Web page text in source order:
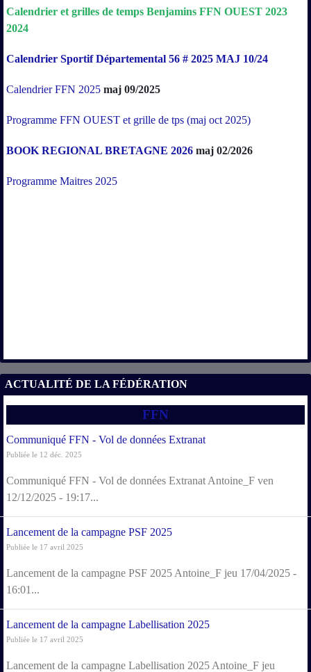
Calendrier et grilles de temps Benjamins FFN OUEST 2023
2024
Calendrier Sportif Départemental 56 # 2025 MAJ 10/24
Calendrier FFN 2025 maj 09/2025
Programme FFN OUEST et grille de tps (maj oct 2025)
BOOK REGIONAL BRETAGNE 2026 maj 02/2026
Programme Maitres 2025
ACTUALITÉ DE LA FÉDÉRATION
FFN
Communiqué FFN - Vol de données Extranat
Publiée le 12 déc. 2025
Communiqué FFN - Vol de données Extranat Antoine_F ven
12/12/2025 - 19:17...
Lancement de la campagne PSF 2025
Publiée le 17 avril 2025
Lancement de la campagne PSF 2025 Antoine_F jeu 17/04/2025 -
16:01...
Lancement de la campagne Labellisation 2025
Publiée le 17 avril 2025
Lancement de la campagne Labellisation 2025 Antoine_F jeu